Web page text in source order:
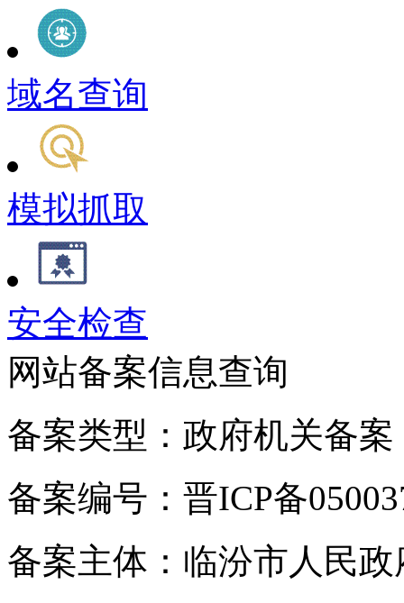
域名查询
模拟抓取
安全检查
网站备案信息查询
备案类型：政府机关备案
备案编号：晋ICP备
备案主体：临汾市人民